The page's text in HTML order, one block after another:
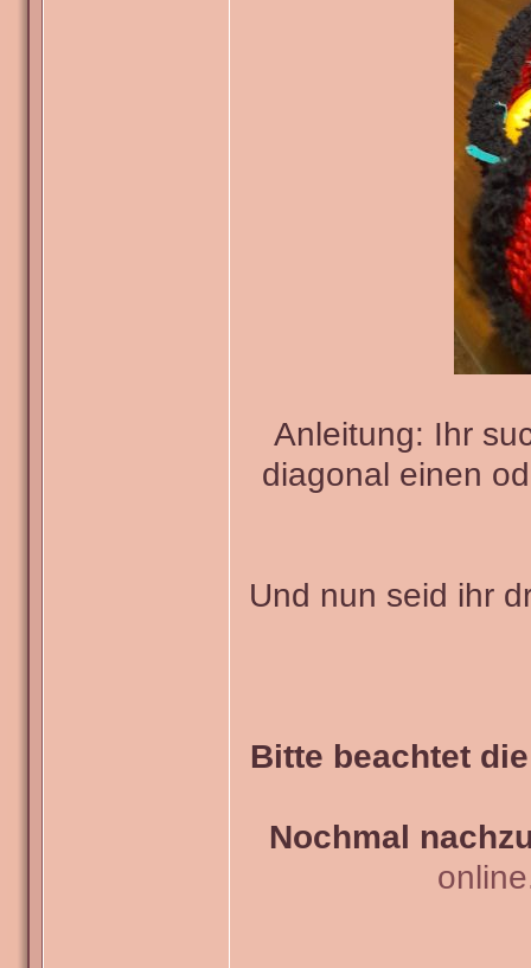
Anleitung: Ihr
diagonal einen
Und nun seid ihr
Bitte beachtet
Nochmal